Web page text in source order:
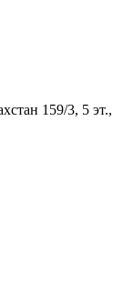
159/3, 5 эт.,